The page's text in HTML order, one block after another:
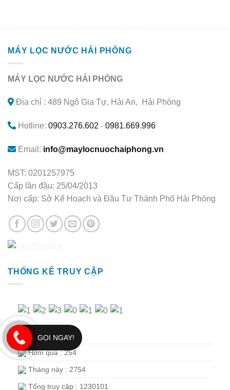
MÁY LỌC NƯỚC HẢI PHÒNG
MÁY LỌC NƯỚC HẢI PHÒNG
Địa chỉ : 489 Ngô Gia Tự, Hải An, Hải Phòng
Hotline: 0903.276.602 - 0981.669.996
Email: info@maylocnuochaiphong.vn
MST: 0201257975
Cấp lần đầu: 25/04/2013
Nơi cấp: Sở Kế Hoạch và Đầu Tư Thành Phố Hải Phòng
THỐNG KÊ TRUY CẬP
Hôm nay : 156
Hôm qua : 254
Tháng này : 2754
Tổng truy cập : 1230101
GỌI NGAY!